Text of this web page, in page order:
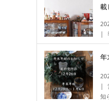
載
年
知